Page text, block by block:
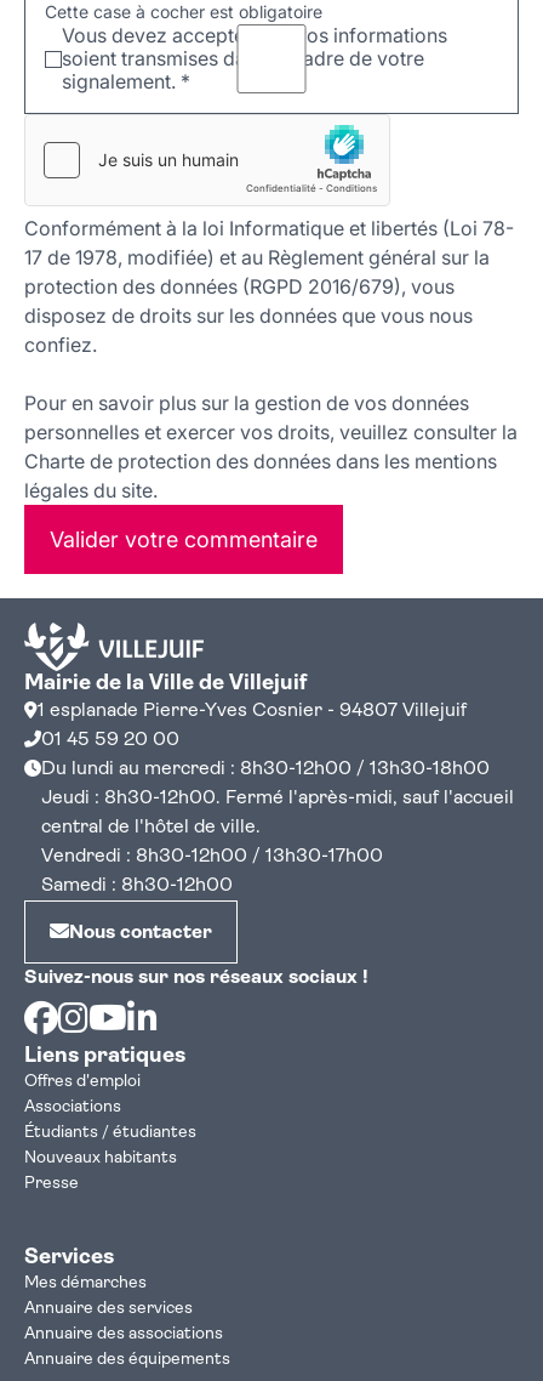
Cette case à cocher est obligatoire
Vous devez accepter que vos informations
soient transmises dans le cadre de votre
signalement. *
Conformément à la loi Informatique et libertés (Loi 78-
17 de 1978, modifiée) et au Règlement général sur la
protection des données (RGPD 2016/679), vous
disposez de droits sur les données que vous nous
confiez.
Pour en savoir plus sur la gestion de vos données
personnelles et exercer vos droits, veuillez consulter la
Charte de protection des données dans les mentions
légales du site.
Valider votre commentaire
Mairie de la Ville de Villejuif
1 esplanade Pierre-Yves Cosnier - 94807 Villejuif
01 45 59 20 00
Du lundi au mercredi : 8h30-12h00 / 13h30-18h00
Jeudi : 8h30-12h00. Fermé l'après-midi, sauf l'accueil
central de l'hôtel de ville.
Vendredi : 8h30-12h00 / 13h30-17h00
Samedi : 8h30-12h00
Nous contacter
Suivez-nous sur nos réseaux sociaux !
Facebook
Instagram
Youtube
Liens pratiques
Offres d'emploi
Associations
Étudiants / étudiantes
Nouveaux habitants
Presse
Services
Mes démarches
Annuaire des services
Annuaire des associations
Annuaire des équipements